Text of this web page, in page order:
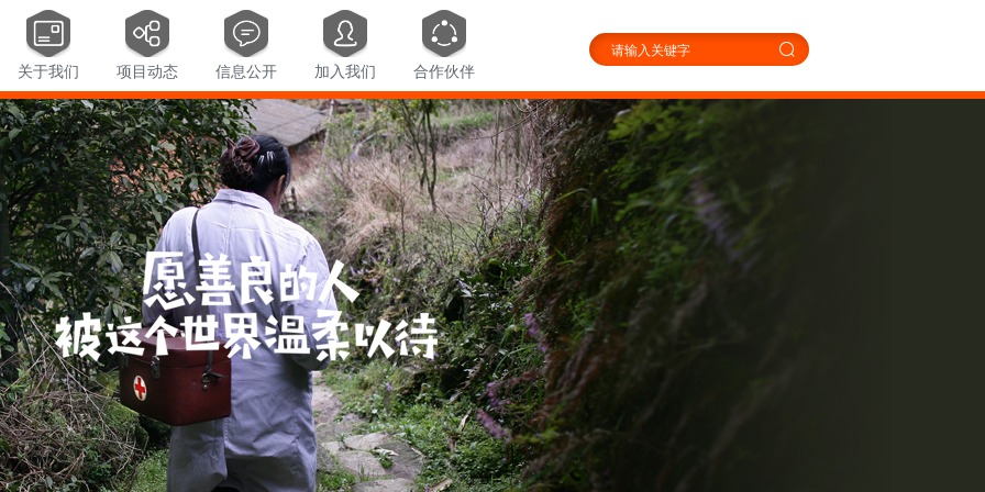
关于我们 项目动态 信息公开 加入我们 合作伙伴